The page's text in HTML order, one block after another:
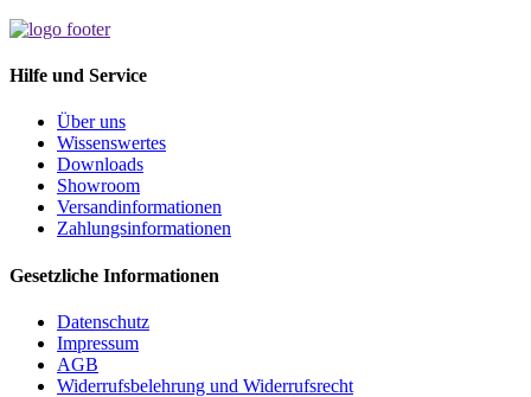
Hilfe und Service
Über uns
Wissenswertes
Downloads
Showroom
Versandinformationen
Zahlungsinformationen
Gesetzliche Informationen
Datenschutz
Impressum
AGB
Widerrufsbelehrung und Widerrufsrecht